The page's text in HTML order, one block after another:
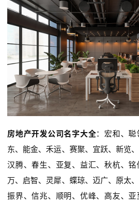
房地产开发公司名字大全：宏和、
东、能金、禾运、赛聚、宜跃、新览
汉腾、春生、亚复、益汇、秋杭、
万、启智、灵犀、蝶琼、迈广、原太
振界、信兆、顺明、优峰、高友、